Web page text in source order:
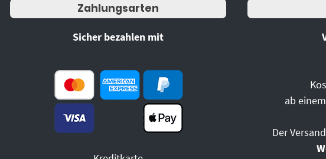
Zahlungsarten
Sicher bezahlen mit
ab
Der